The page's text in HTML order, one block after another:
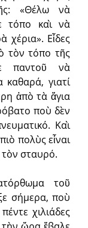
«Θέλω νὰ
τόπο καὶ νὰ
Εἶδες
τὸν τόπο τῆς
παντοῦ νὰ
γιατί
ἀπὸ τὰ ἅγια
ποὺ δὲν
Καὶ
πολὺς εἶναι
τὸν σταυρό.
τοῦ
σήμερα, ποὺ
χιλιάδες